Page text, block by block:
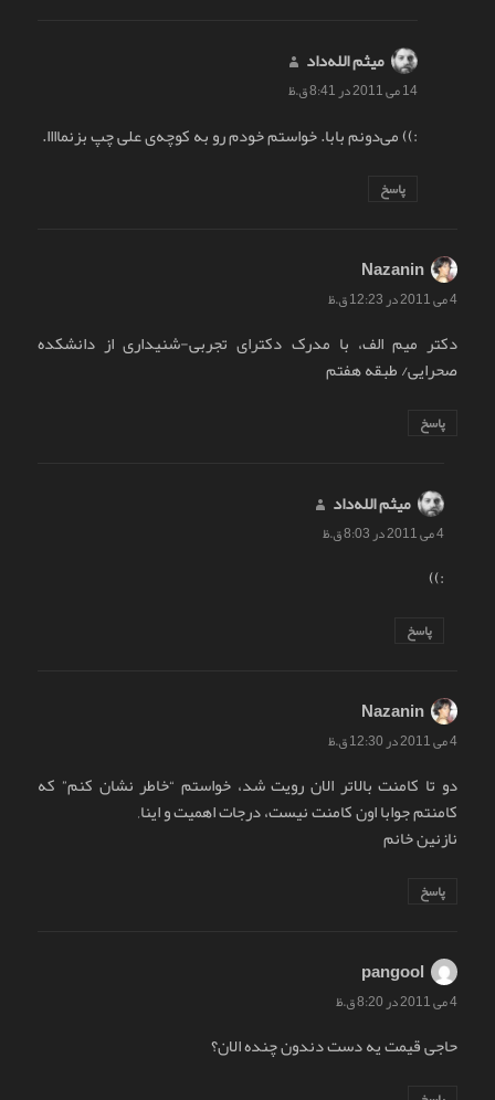
میثم الله‌داد
14 می 2011 در 8:41 ق.ظ
:)) می‌دونم بابا. خواستم خودم رو به کوچه‌ی علی چپ بزنماااا.
پاسخ
Nazanin
4 می 2011 در 12:23 ق.ظ
دکتر میم الف، با مدرک دکترای تجربی-شنیداری از دانشکده
صحرایی/ طبقه هفتم
پاسخ
میثم الله‌داد
4 می 2011 در 8:03 ق.ظ
:))
پاسخ
Nazanin
4 می 2011 در 12:30 ق.ظ
دو تا کامنت بالاتر الان رویت شد، خواستم “خاطر نشان کنم” که
کامنتم جوابا اون کامنت نیست، درجات اهمیت و اینا,
نازنین خانم
پاسخ
pangool
4 می 2011 در 8:20 ق.ظ
حاجی قیمت یه دست دندون چنده الان؟